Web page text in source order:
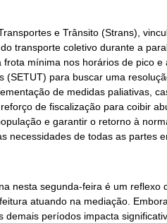
e Trânsito (Strans),
transporte coletivo durante a
mínima nos horários de pico e
(SETUT) para buscar uma
de medidas paliativas,
de fiscalização para coibir
e garantir o retorno à
necessidades de todas as partes
nesta segunda-feira é um reflexo
atuando na mediação.
períodos impacta